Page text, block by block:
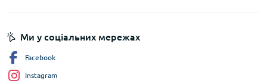
Ми у соціальних мережах
Facebook
Instagram